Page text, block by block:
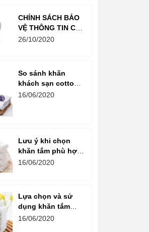
CHÍNH SÁCH BẢO
VỆ THÔNG TIN CÁ
NHÂN CỦA NGƯỜI
LAVENDER
26/10/2020
So sánh khăn
khách sạn cotton
và microfiber
16/06/2020
Lưu ý khi chọn
khăn tắm phù hợp
với không gian
16/06/2020
Lựa chọn và sử
dụng khăn tắm
khách sạn đúng
16/06/2020